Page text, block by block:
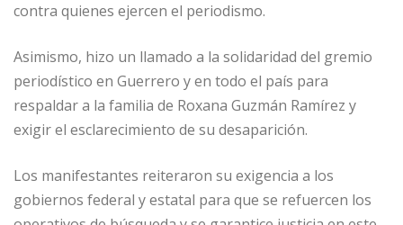
contra quienes ejercen el periodismo.
Asimismo, hizo un llamado a la solidaridad del gremio
periodístico en Guerrero y en todo el país para
respaldar a la familia de Roxana Guzmán Ramírez y
exigir el esclarecimiento de su desaparición.
Los manifestantes reiteraron su exigencia a los
gobiernos federal y estatal para que se refuercen los